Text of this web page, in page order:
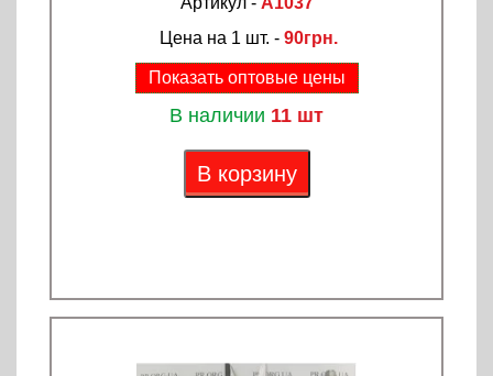
Цена на 1 шт. - 90грн.
Показать оптовые цены
В наличии 11 шт
В корзину